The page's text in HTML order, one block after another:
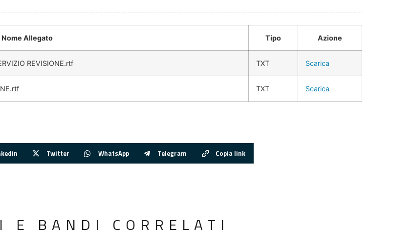
Nome Allegato Tipo Azione
REVISIONE.rtf TXT Scarica
TXT Scarica
Twitter WhatsApp Telegram Copia link
E BANDI CORRELATI